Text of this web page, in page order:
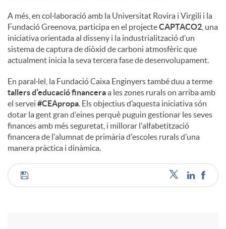
A més, en col·laboració amb la Universitat Rovira i Virgili i la
Fundació Greenova, participa en el projecteCAPTACO2 , una
iniciativa orientada al disseny i la industrialització d’un
sistema de captura de diòxid de carboni atmosfèric que
actualment inicia la seva tercera fase de desenvolupament.
En paral·lel, la Fundació Caixa Enginyers també duu a terme
tallers d’educació financeraa les zones rurals on arriba amb
el servei #CEApropa. Els objectius d’aquesta iniciativa són
dotar la gent gran d'eines perquè puguin gestionar les seves
finances amb més seguretat, i millorar l'alfabetització
financera de l'alumnat de primària d'escoles rurals d’una
manera pràctica i dinàmica.
C